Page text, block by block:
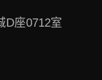
D座0712室